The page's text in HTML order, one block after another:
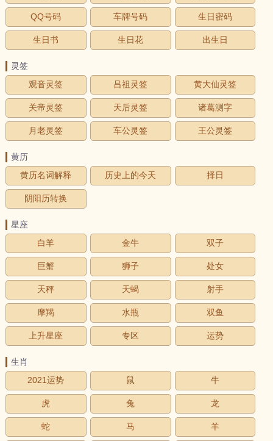
QQ号码 车牌号码 生日密码
生日书 生日花 出生日
灵签
观音灵签
吕祖灵签 黄大仙灵签
关帝灵签 天后灵签 诸葛测字
月老灵签 车公灵签 王公灵签
黄历
黄历名词解释
历史上的今天 择日
阴阳历转换
星座
白羊
金牛 双子
巨蟹 狮子 处女
天秤 天蝎 射手
摩羯 水瓶 双鱼
上升星座 专区 运势
生肖
2021运势
鼠 牛
虎 兔 龙
蛇 马 羊